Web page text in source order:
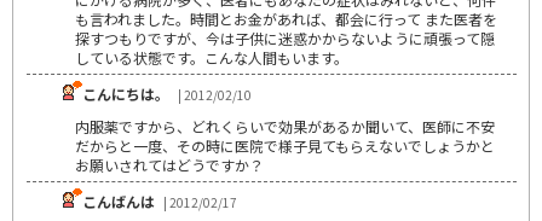
も言われました。時間とお金があれば、都会に行って また医者を
探すつもりですが、今は子供に迷惑かからないように頑張って隠
している状態です。こんな人間もいます。
こんにちは。
| 2012/02/10
内服薬ですから、どれくらいで効果があるか聞いて、医師に不安
だからと一度、その時に医院で様子見てもらえないでしょうかと
お願いされてはどうですか？
こんばんは | 2012/02/17